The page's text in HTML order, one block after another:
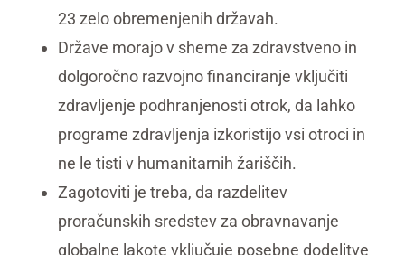
23 zelo obremenjenih državah.
Države morajo v sheme za zdravstveno in
dolgoročno razvojno financiranje vključiti
zdravljenje podhranjenosti otrok, da lahko
programe zdravljenja izkoristijo vsi otroci in
ne le tisti v humanitarnih žariščih.
Zagotoviti je treba, da razdelitev
proračunskih sredstev za obravnavanje
globalne lakote vključuje posebne dodelitve